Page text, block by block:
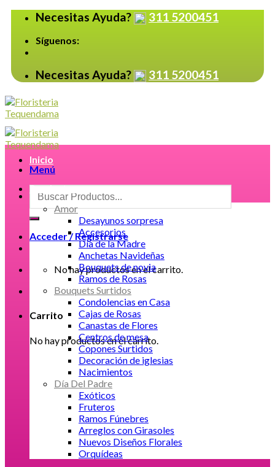
content
Necesitas Ayuda? 311 5200451
Síguenos:
Necesitas Ayuda? 311 5200451
Menú
Buscar
por:
Acceder / Registrarse
No hay productos en el carrito.
Carrito
No hay productos en el carrito.
Inicio
Productos
Amor
Desayunos sorpresa
Accesorios
Día de la Madre
Anchetas Navideñas
Bouquets de novia
Ramos de Rosas
Bouquets Surtidos
Condolencias en Casa
Cajas de Rosas
Canastas de Flores
Centros de mesa
Copones Surtidos
Decoración de iglesias
Nacimientos
Día Del Padre
Exóticos
Fruteros
Ramos Fúnebres
Arreglos con Girasoles
Nuevos Diseños Florales
Orquídeas